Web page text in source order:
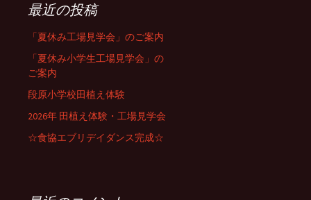
最近の投稿
「夏休み工場見学会」のご案内
「夏休み小学生工場見学会」の
ご案内
段原小学校田植え体験
2026年 田植え体験・工場見学会
☆食協エブリデイダンス完成☆